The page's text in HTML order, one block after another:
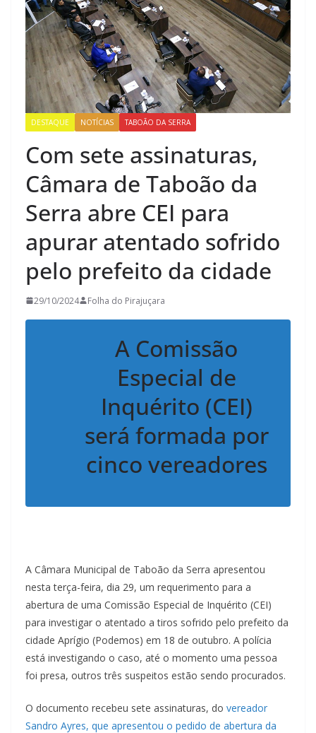
DESTAQUE NOTÍCIAS TABOÃO DA SERRA
Com sete assinaturas,
Câmara de Taboão da
Serra abre CEI para
apurar atentado sofrido
pelo prefeito da cidade
29/10/2024 Folha do Pirajuçara
A Comissão
Especial de
Inquérito (CEI)
será formada por
cinco vereadores
A Câmara Municipal de Taboão da Serra apresentou
nesta terça-feira, dia 29, um requerimento para a
abertura de uma Comissão Especial de Inquérito (CEI)
para investigar o atentado a tiros sofrido pelo prefeito da
cidade Aprígio (Podemos) em 18 de outubro. A polícia
está investigando o caso, até o momento uma pessoa
foi presa, outros três suspeitos estão sendo procurados.
O documento recebeu sete assinaturas, do vereador
Sandro Ayres, que apresentou o pedido de abertura da